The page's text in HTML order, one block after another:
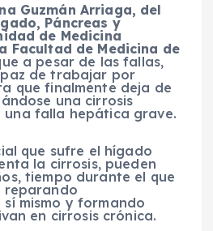
Guzmán Arriaga, del
Páncreas y
de Medicina
Facultad de Medicina de
a pesar de las fallas,
de trabajar por
que finalmente deja de
una cirrosis
una falla hepática grave.
que sufre el hígado
la cirrosis, pueden
tiempo durante el que
reparando
mismo y formando
en cirrosis crónica.